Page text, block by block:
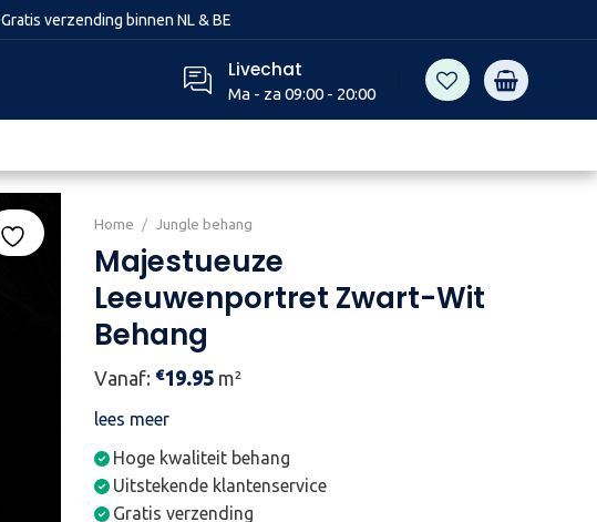
Gratis verzending binnen NL & BE
Livechat
Ma - za 09:00 - 20:00
Home / Jungle behang
Majestueuze
Leeuwenportret Zwart-Wit
Behang
Vanaf: €19.95 m²
lees meer
Hoge kwaliteit behang
Uitstekende klantenservice
Gratis verzending